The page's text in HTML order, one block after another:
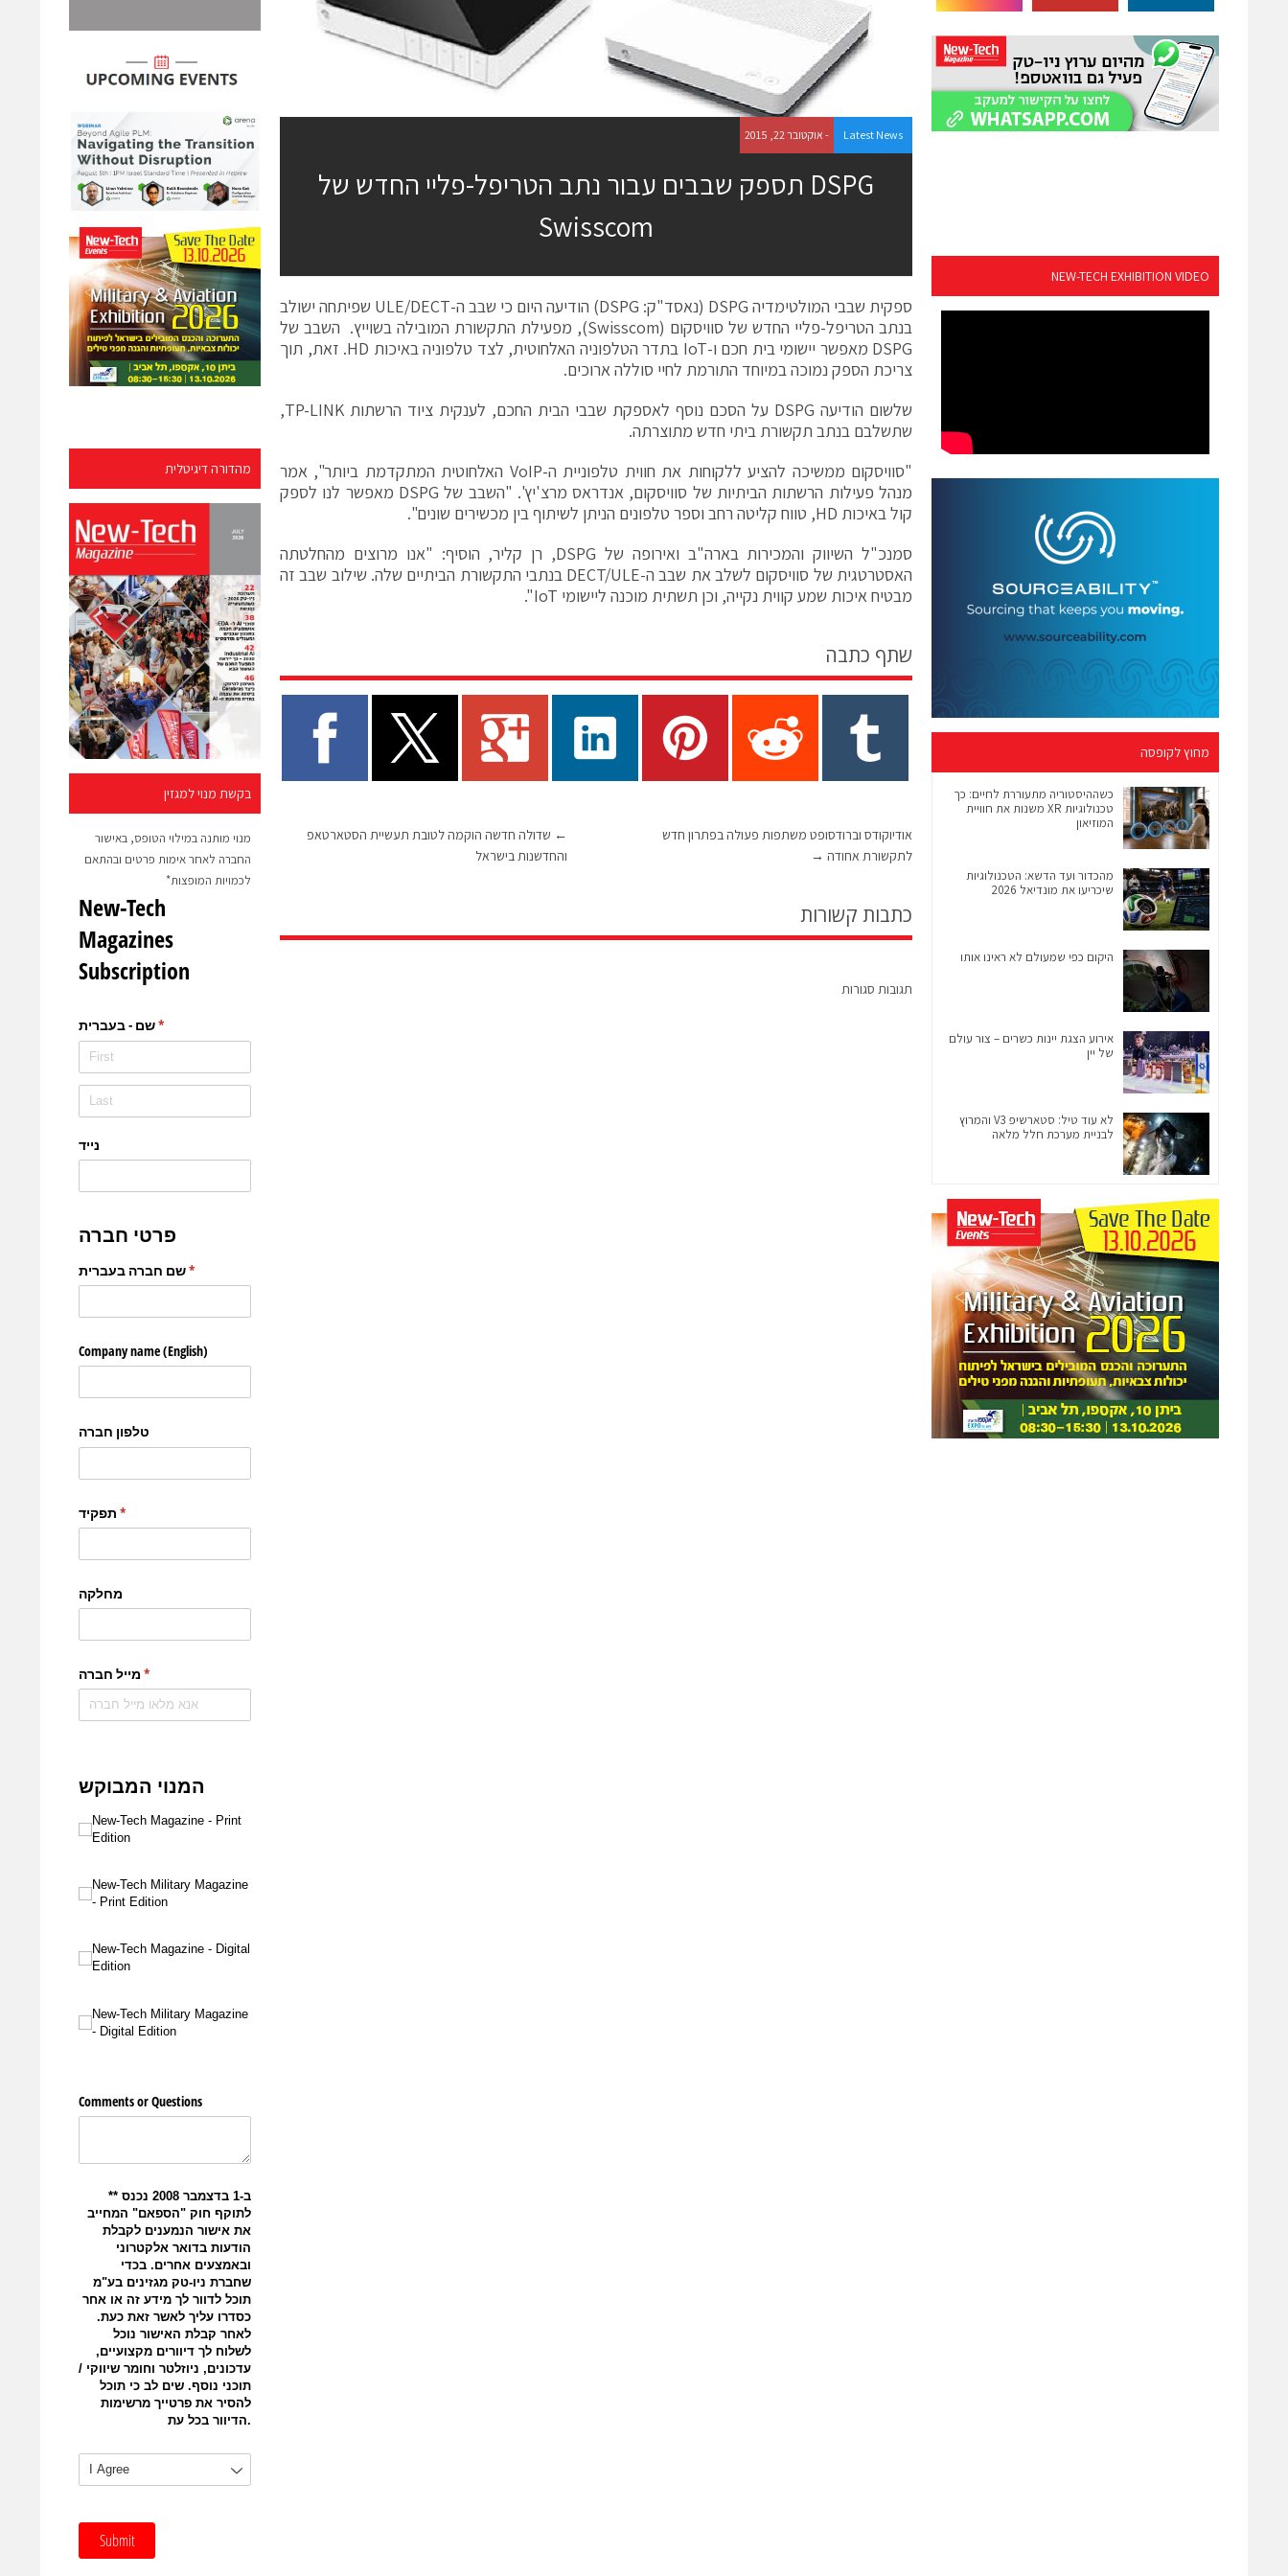
מהדורה דיגיטלית
בקשת מנוי למגזין
מנוי מותנה במילוי הטופס, באישור
החברה לאחר אימות פרטים ובהתאם
לכמויות המופצות*
Latest News - אוקטובר 22, 2015
DSPG תספק שבבים עבור נתב הטריפל-פליי החדש של
Swisscom
ספקית שבבי המולטימדיה DSPG (נאסד"ק: DSPG) הודיעה היום כי שבב ה-ULE/DECT שפיתחה ישולב
בנתב הטריפל-פליי החדש של סוויסקום (Swisscom), מפעילת התקשורת המובילה בשוייץ. השבב של
DSPG מאפשר יישומי בית חכם ו-IoT בתדר הטלפוניה האלחוטית, לצד טלפוניה באיכות HD. זאת, תוך
צריכת הספק נמוכה במיוחד התורמת לחיי סוללה ארוכים.
שלשום הודיעה DSPG על הסכם נוסף לאספקת שבבי הבית החכם, לענקית ציוד הרשתות TP-LINK,
שתשלבם בנתב תקשורת ביתי חדש מתוצרתה.
"סוויסקום ממשיכה להציע ללקוחות את חווית טלפוניית ה-VoIP האלחוטית המתקדמת ביותר", אמר
מנהל פעילות הרשתות הביתיות של סוויסקום, אנדראס מרצ'יץ'. "השבב של DSPG מאפשר לנו לספק
קול באיכות HD, טווח קליטה רחב וספר טלפונים הניתן לשיתוף בין מכשירים שונים".
סמנכ"ל השיווק והמכירות בארה"ב ואירופה של DSPG, רן קליר, הוסיף: "אנו מרוצים מהחלטתה
האסטרטגית של סוויסקום לשלב את שבב ה-DECT/ULE בנתבי התקשורת הביתיים שלה. שילוב שבב זה
מבטיח איכות שמע קווית נקייה, וכן תשתית מוכנה ליישומי IoT".
שתף כתבה
← שדולה חדשה הוקמה לטובת תעשיית הסטארטאפ
והחדשנות בישראל
אודיוקודס וברודסופט משתפות פעולה בפתרון חדש
לתקשורת אחודה →
כתבות קשורות
תגובות סגורות
NEW-TECH EXHIBITION VIDEO
מחוץ לקופסה
כשההיסטוריה מתעוררת לחיים: כך
טכנולוגיות XR משנות את חוויית
המוזיאון
מהכדור ועד הדשא: הטכנולוגיות
שיכריעו את מונדיאל 2026
היקום כפי שמעולם לא ראינו אותו
אירוע הצגת יינות כשרים – צור עולם
של יין
לא עוד טיל: סטארשיפ V3 והמרוץ
לבניית מערכת חלל מלאה